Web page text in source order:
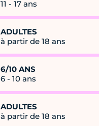
11 - 17 ans
ADULTES
à partir de 18 ans
6/10 ANS
6 - 10 ans
ADULTES
à partir de 18 ans